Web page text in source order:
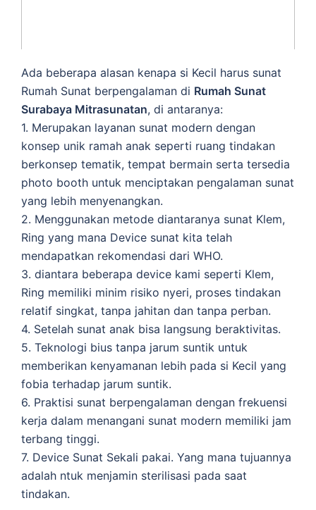
Ada beberapa alasan kenapa si Kecil harus sunat
Rumah Sunat berpengalaman di Rumah Sunat
Surabaya Mitrasunatan, di antaranya:
1. Merupakan layanan sunat modern dengan
konsep unik ramah anak seperti ruang tindakan
berkonsep tematik, tempat bermain serta tersedia
photo booth untuk menciptakan pengalaman sunat
yang lebih menyenangkan.
2. Menggunakan metode diantaranya sunat Klem,
Ring yang mana Device sunat kita telah
mendapatkan rekomendasi dari WHO.
3. diantara beberapa device kami seperti Klem,
Ring memiliki minim risiko nyeri, proses tindakan
relatif singkat, tanpa jahitan dan tanpa perban.
4. Setelah sunat anak bisa langsung beraktivitas.
5. Teknologi bius tanpa jarum suntik untuk
memberikan kenyamanan lebih pada si Kecil yang
fobia terhadap jarum suntik.
6. Praktisi sunat berpengalaman dengan frekuensi
kerja dalam menangani sunat modern memiliki jam
terbang tinggi.
7. Device Sunat Sekali pakai. Yang mana tujuannya
adalah ntuk menjamin sterilisasi pada saat
tindakan.